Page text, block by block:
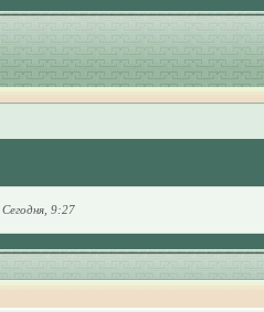
Сегодня, 9:27